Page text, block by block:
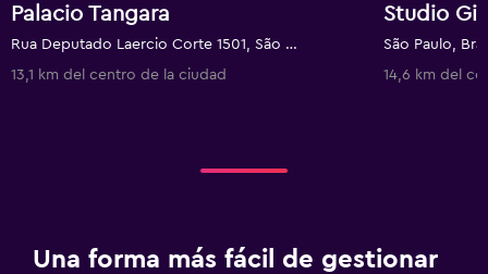
Palacio Tangara
Rua Deputado Laercio Corte 1501, São Paulo, Brasil
13,1 km del centro de la ciudad
São Paulo,
14,6 km del
Una forma más fácil de gestionar